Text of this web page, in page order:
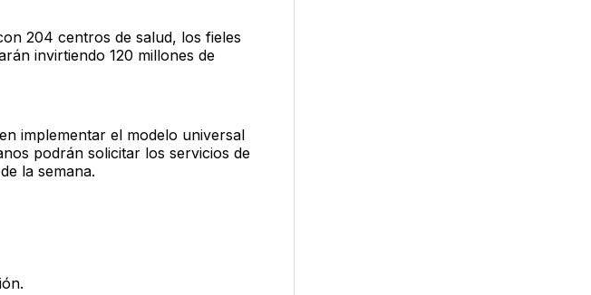
204 centros de salud, los fieles
invirtiendo 120 millones de
implementar el modelo universal
podrán solicitar los servicios de
la semana.